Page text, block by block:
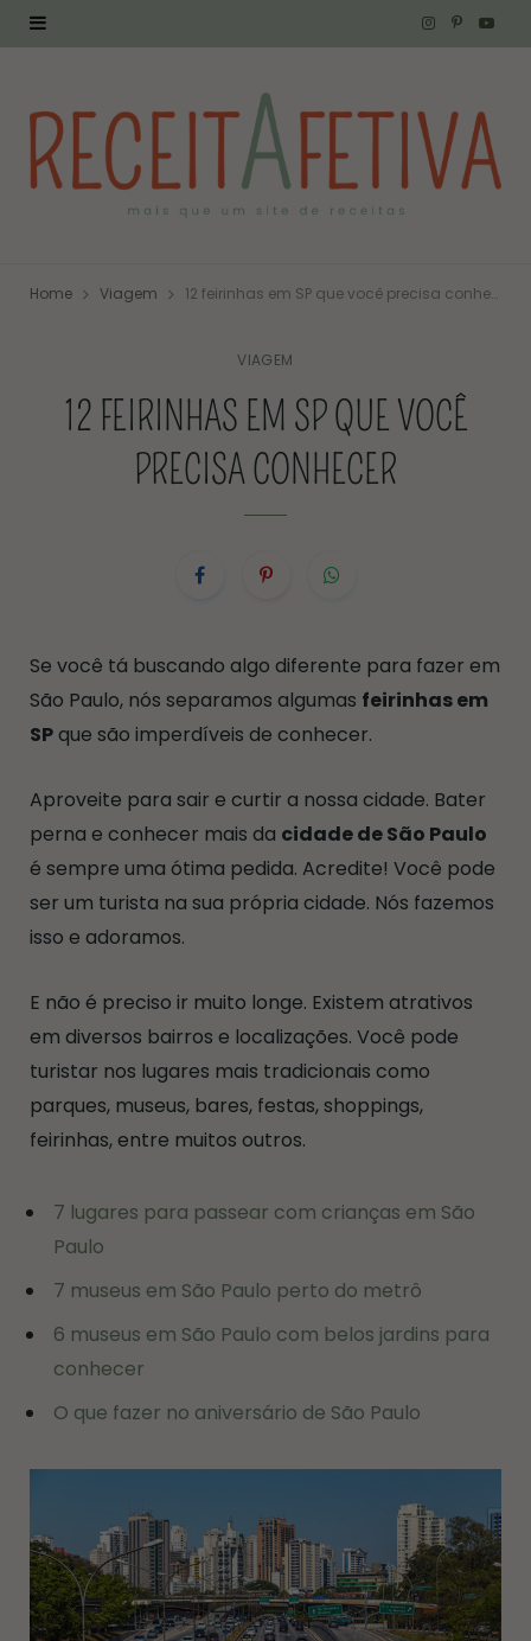
I
t
m
P
t
Y
T
Home Viagem 12 feirinhas em SP que você precisa conhecer
VIAGEM
12 FEIRINHAS EM SP QUE VOCÊ
PRECISA CONHECER
Se você tá buscando algo diferente para fazer em
São Paulo, nós separamos algumas feirinhas em
SPque são imperdíveis de conhecer.
Aproveite para sair e curtir a nossa cidade. Bater
perna e conhecer mais da cidade de São Paulo
é sempre uma ótima pedida. Acredite! Você pode
ser um turista na sua própria cidade. Nós fazemos
isso e adoramos.
E não é preciso ir muito longe. Existem atrativos
em diversos bairros e localizações. Você pode
turistar nos lugares mais tradicionais como
parques, museus, bares, festas, shoppings,
feirinhas, entre muitos outros.
7 lugares para passear com crianças em São
Paulo
7 museus em São Paulo perto do metrô
6 museus em São Paulo com belos jardins para
conhecer
O que fazer no aniversário de São Paulo